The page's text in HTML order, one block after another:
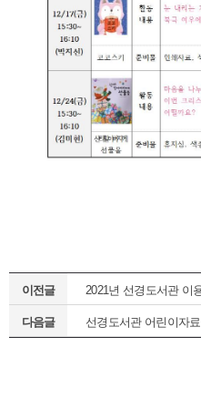
이전글 2021년 선경도서관 이
다음글 선경도서관 어린이자